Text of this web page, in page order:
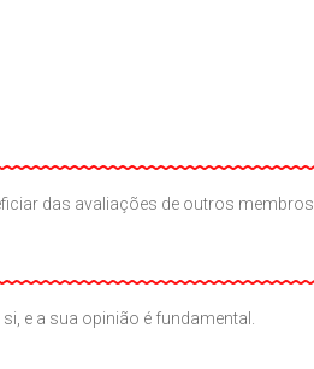
das avaliações de outros membros.
e a sua opinião é fundamental.